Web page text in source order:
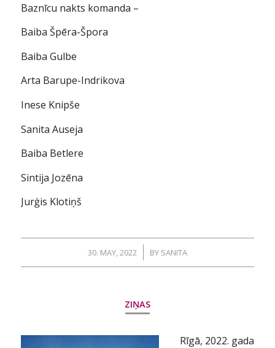
Baznīcu nakts komanda –
Baiba Špēra-Špora
Baiba Gulbe
Arta Barupe-Indrikova
Inese Knipše
Sanita Auseja
Baiba Betlere
Sintija Jozēna
Jurģis Klotiņš
30. MAY, 2022
/ BY SANITA
ZIŅAS
Rīgā, 2022. gada